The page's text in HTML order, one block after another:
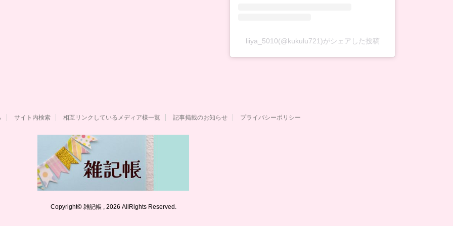
liiya_5010(@kukulu721)がシェアした投稿
サイト内検索 相互リンクしているメディア様一覧 記事掲載のお知らせ プライバシーポリシー
Copyright© 雑記帳 , 2026 AllRights Reserved.